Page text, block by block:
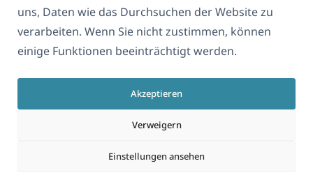
uns, Daten wie das Durchsuchen der Website zu
verarbeiten. Wenn Sie nicht zustimmen, können
einige Funktionen beeinträchtigt werden.
Akzeptieren
Verweigern
Einstellungen ansehen
Deutsch
DSGVO & Datenschutzrichtlinie
Unserem Team beitreten(öffnet
in
Fenster)
in
einem
neuen
Fenster)
(öffnet
in
einem
neuen
Fenster)
in
neuen